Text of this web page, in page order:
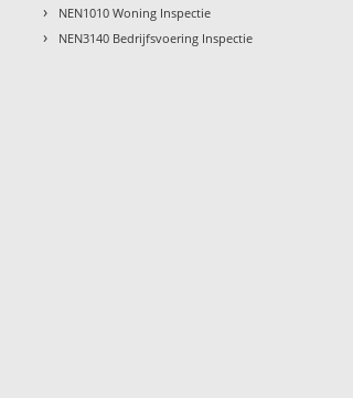
› NEN1010 Woning Inspectie
› NEN3140 Bedrijfsvoering Inspectie